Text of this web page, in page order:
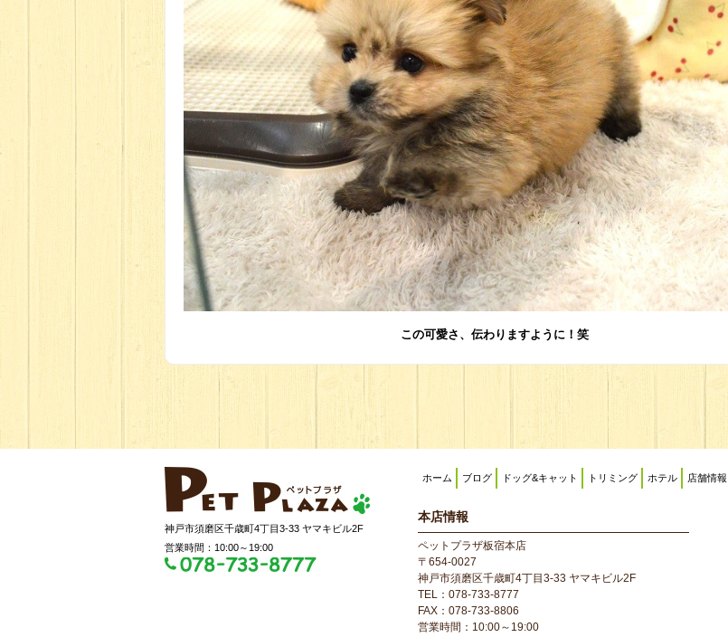
この可愛さ、伝わりますように！笑
神戸市須磨区千歳町4丁目3-33 ヤマキビル2F
営業時間：10:00～19:00
ホーム ブログ ドッグ&キャット トリミング ホテル 店舗情報
本店情報
ペットプラザ板宿本店
〒654-0027
神戸市須磨区千歳町4丁目3-33 ヤマキビル2F
TEL：078-733-8777
FAX：078-733-8806
営業時間：10:00～19:00